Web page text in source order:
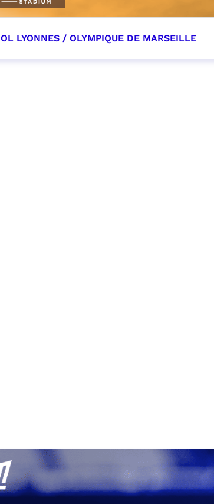
OL LYONNES / OLYMPIQUE DE MARSEILLE